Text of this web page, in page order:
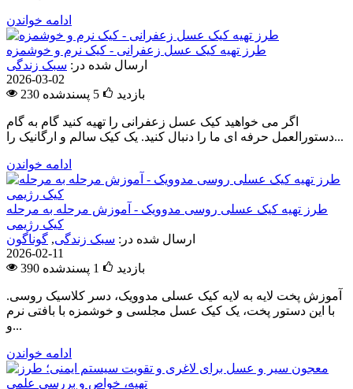
ادامه خواندن
طرز تهیه کیک عسل زعفرانی - کیک نرم و خوشمزه
ارسال شده در: سبک زندگی
2026-03-02
230 بازدید
5 پسندشده
اگر می خواهید کیک عسل زعفرانی را تهیه کنید گام به گام
دستورالعمل حرفه ای ما را دنبال کنید. یک کیک سالم و ارگانیک را...
ادامه خواندن
طرز تهیه کیک عسلی روسی مدوویک - آموزش مرحله به مرحله
کیک رژیمی
ارسال شده در: سبک زندگی, گوناگون
2026-02-11
390 بازدید
1 پسندشده
آموزش پخت لایه به لایه کیک عسلی مدوویک، دسر کلاسیک روسی.
با این دستور پخت، یک کیک عسل مجلسی و خوشمزه با بافتی نرم
و...
ادامه خواندن